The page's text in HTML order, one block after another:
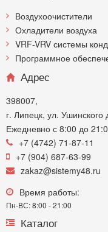
Воздухоочистители
Охладители воздуха
VRF-VRV системы
Программное
Адрес
398007,
г. Липецк, ул. Ушинского
Ежедневно с 8:00 до
+7 (4742) 71-87-11
+7 (904) 687-63-99
zakaz@sistemy48.ru
Время работы:
Пн-ВС: 8:00 - 21:00
Каталог